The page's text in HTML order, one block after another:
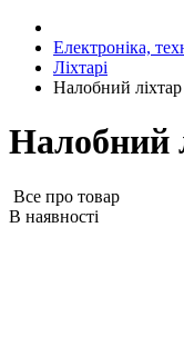
Електроніка,
Ліхтарі
Налобний
Налобний
Все про товар
В наявності